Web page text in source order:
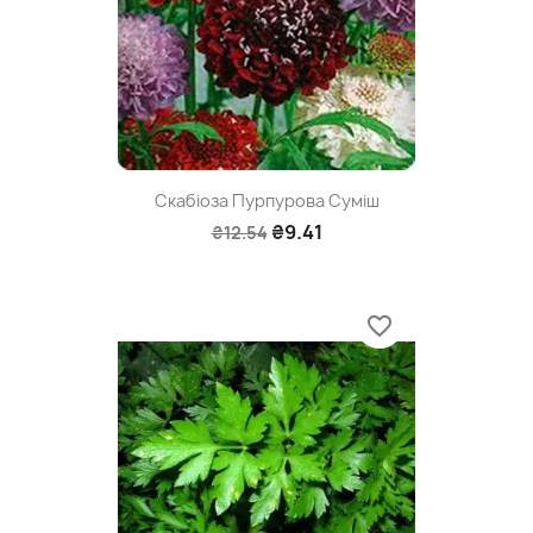
Скабіоза Пурпурова Суміш
₴12.54 ₴9.41
favorite_border